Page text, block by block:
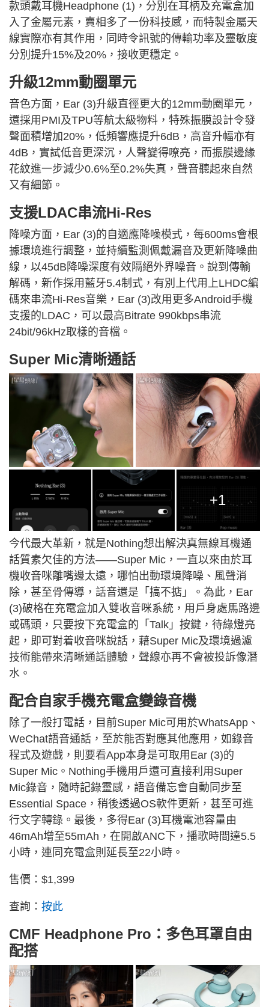
款頭戴耳機Headphone (1)，分別在耳柄及充電盒加
入了金屬元素，賣相多了一份科技感，而特製金屬天
線實際亦有其作用，同時令訊號的傳輸功率及靈敏度
分別提升15%及20%，接收更穩定。
升級12mm動圈單元
音色方面，Ear (3)升級直徑更大的12mm動圈單元，
還採用PMI及TPU等航太級物料，特殊振膜設計令發
聲面積增加20%，低頻響應提升6dB，高音升幅亦有
4dB，實試低音更深沉，人聲變得嘹亮，而振膜邊緣
花紋進一步減少0.6%至0.2%失真，聲音聽起來自然
又有細節。
支援LDAC串流Hi-Res
降噪方面，Ear (3)的自適應降噪模式，每600ms會根
據環境進行調整，並持續監測佩戴漏音及更新降噪曲
線，以45dB降噪深度有效隔絕外界噪音。說到傳輸
解碼，新作採用藍牙5.4制式，有別上代用上LHDC編
碼來串流Hi-Res音樂，Ear (3)改用更多Android手機
支援的LDAC，可以最高Bitrate 990kbps串流
24bit/96kHz取樣的音檔。
Super Mic清晰通話
+1
今代最大革新，就是Nothing想出解決真無線耳機通
話質素欠佳的方法——Super Mic，一直以來由於耳
機收音咪離嘴邊太遠，哪怕出動環境降噪、風聲消
除，甚至骨傳導，話音還是「搞不掂」。為此，Ear
(3)破格在充電盒加入雙收音咪系統，用戶身處馬路邊
或碼頭，只要按下充電盒的「Talk」按鍵，待綠燈亮
起，即可對着收音咪說話，藉Super Mic及環境過濾
技術能帶來清晰通話體驗，聲線亦再不會被投訴像潛
水。
配合自家手機充電盒變錄音機
除了一般打電話，目前Super Mic可用於WhatsApp、
WeChat語音通話，至於能否對應其他應用，如錄音
程式及遊戲，則要看App本身是可取用Ear (3)的
Super Mic。Nothing手機用戶還可直接利用Super
Mic錄音，隨時記錄靈感，語音備忘會自動同步至
Essential Space，稍後透過OS軟件更新，甚至可進
行文字轉錄。最後，多得Ear (3)耳機電池容量由
46mAh增至55mAh，在開啟ANC下，播歌時間達5.5
小時，連同充電盒則延長至22小時。
售價：$1,399
查詢： 按此
CMF Headphone Pro：多色耳罩自由
配搭